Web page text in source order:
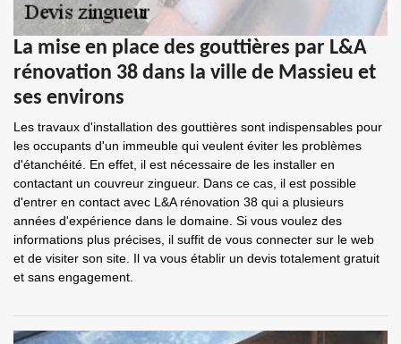
La mise en place des gouttières par L&A
rénovation 38 dans la ville de Massieu et
ses environs
Les travaux d'installation des gouttières sont indispensables pour
les occupants d'un immeuble qui veulent éviter les problèmes
d'étanchéité. En effet, il est nécessaire de les installer en
contactant un couvreur zingueur. Dans ce cas, il est possible
d'entrer en contact avec L&A rénovation 38 qui a plusieurs
années d'expérience dans le domaine. Si vous voulez des
informations plus précises, il suffit de vous connecter sur le web
et de visiter son site. Il va vous établir un devis totalement gratuit
et sans engagement.